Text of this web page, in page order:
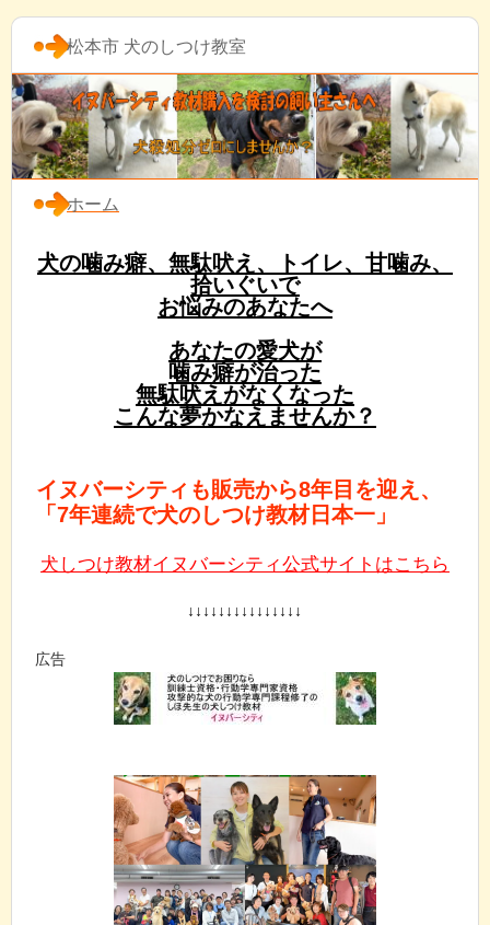
松本市 犬のしつけ教室
ホーム
犬の噛み癖、無駄吠え、トイレ、甘噛み、
拾いぐいで
お悩みのあなたへ
あなたの愛犬が
噛み癖が治った
無駄吠えがなくなった
こんな夢かなえませんか？
イヌバーシティも販売から8年目を迎え、
「7年連続で犬のしつけ教材日本一」
犬しつけ教材イヌバーシティ公式サイトはこちら
↓↓↓↓↓↓↓↓↓↓↓↓↓↓↓
広告